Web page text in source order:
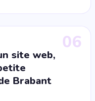
06
site web,
Brabant